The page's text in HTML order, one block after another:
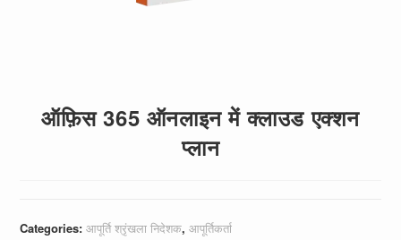
ऑफ़िस 365 ऑनलाइन में क्लाउड एक्शन
प्लान
Categories:आपूर्ति श्रृंखला निदेशक,आपूर्तिकर्ता